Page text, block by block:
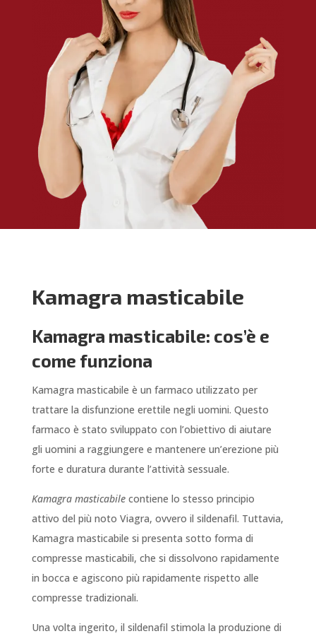
Kamagra masticabile
Kamagra masticabile: cos’è e
come funziona
Kamagra masticabile è un farmaco utilizzato per
trattare la disfunzione erettile negli uomini. Questo
farmaco è stato sviluppato con l’obiettivo di aiutare
gli uomini a raggiungere e mantenere un’erezione più
forte e duratura durante l’attività sessuale.
Kamagra masticabilecontiene lo stesso principio
attivo del più noto Viagra, ovvero il sildenafil. Tuttavia,
Kamagra masticabile si presenta sotto forma di
compresse masticabili, che si dissolvono rapidamente
in bocca e agiscono più rapidamente rispetto alle
compresse tradizionali.
Una volta ingerito, il sildenafil stimola la produzione di